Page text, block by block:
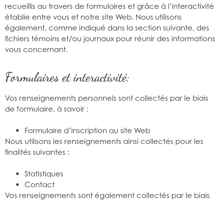
recueillis au travers de formulaires et grâce à l’interactivité
établie entre vous et notre site Web. Nous utilisons
également, comme indiqué dans la section suivante, des
fichiers témoins et/ou journaux pour réunir des informations
vous concernant.
Formulaires et interactivité:
Vos renseignements personnels sont collectés par le biais
de formulaire, à savoir :
Formulaire d’inscription au site Web
Nous utilisons les renseignements ainsi collectés pour les
finalités suivantes :
Statistiques
Contact
Vos renseignements sont également collectés par le biais